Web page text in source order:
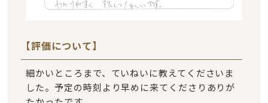
【評価について】
細かいところまで、ていねいに教えてくださいま
した。予定の時刻より早めに来てくださりありが